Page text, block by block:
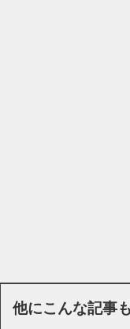
他にこんな記事